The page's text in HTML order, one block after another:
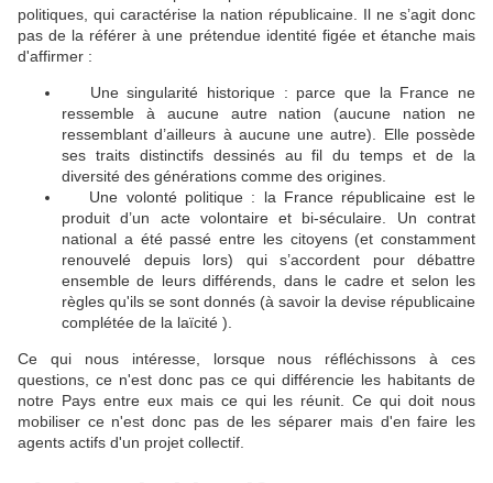
politiques, qui caractérise la nation républicaine. Il ne s’agit donc
pas de la référer à une prétendue identité figée et étanche mais
d'affirmer :
Une singularité historique : parce que la France ne
ressemble à aucune autre nation (aucune nation ne
ressemblant d’ailleurs à aucune une autre). Elle possède
ses traits distinctifs dessinés au fil du temps et de la
diversité des générations comme des origines.
Une volonté politique : la France républicaine est le
produit d’un acte volontaire et bi-séculaire. Un contrat
national a été passé entre les citoyens (et constamment
renouvelé depuis lors) qui s’accordent pour débattre
ensemble de leurs différends, dans le cadre et selon les
règles qu'ils se sont donnés (à savoir la devise républicaine
complétée de la laïcité ).
Ce qui nous intéresse, lorsque nous réfléchissons à ces
questions, ce n'est donc pas ce qui différencie les habitants de
notre Pays entre eux mais ce qui les réunit. Ce qui doit nous
mobiliser ce n'est donc pas de les séparer mais d'en faire les
agents actifs d'un projet collectif.